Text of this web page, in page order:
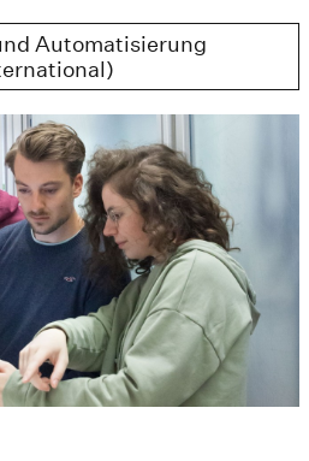
Automatisierung